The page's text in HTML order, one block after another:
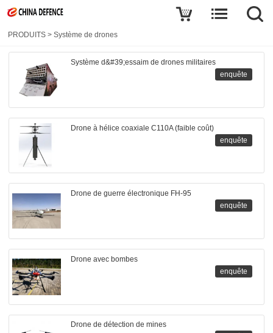
PRODUITS >Système de drones
Système d&#39;essaim de drones militaires
enquête
Drone à hélice coaxiale C110A (faible coût)
enquête
Drone de guerre électronique FH-95
enquête
Drone avec bombes
enquête
Drone de détection de mines